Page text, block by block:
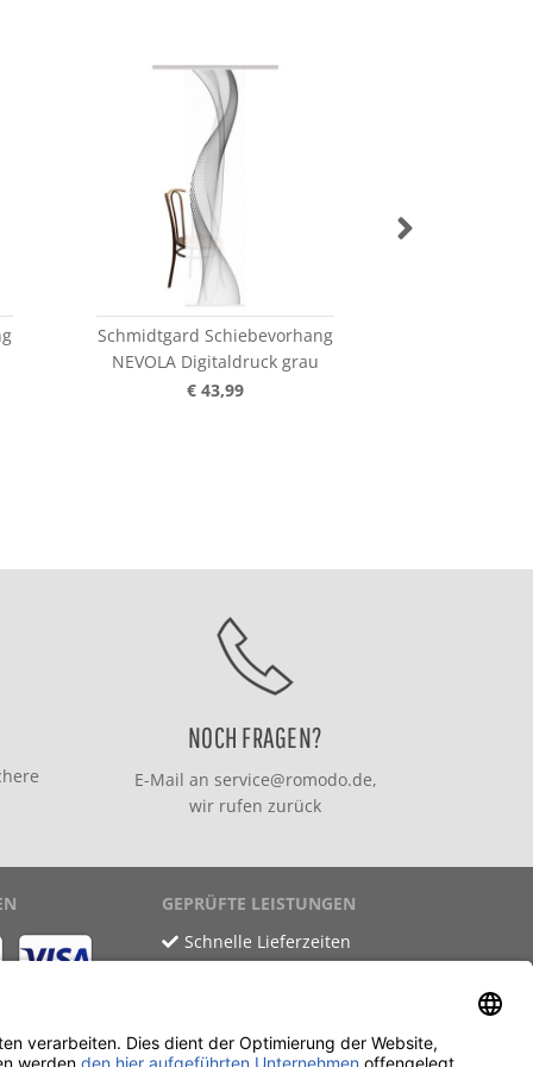
Schmidtgard Schiebevorhang
NEVOLA Digitaldruck grau
€ 43,99
NOCH FRAGEN?
E-Mail an service@romodo.de,
wir rufen zurück
GEPRÜFTE LEISTUNGEN
Schnelle Lieferzeiten
SSL-Verschlüsselung